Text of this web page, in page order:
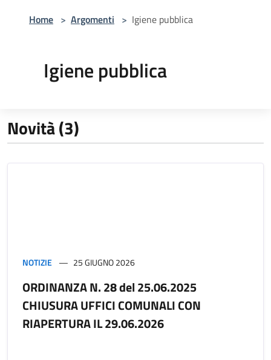
Home > Argomenti > Igiene pubblica
Igiene pubblica
Novità (3)
NOTIZIE 25 GIUGNO 2026
ORDINANZA N. 28 del 25.06.2025
CHIUSURA UFFICI COMUNALI CON
RIAPERTURA IL 29.06.2026